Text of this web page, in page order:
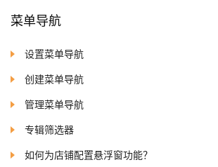
菜单导航
设置菜单导航
创建菜单导航
管理菜单导航
专辑筛选器
如何为店铺配置悬浮窗功能？